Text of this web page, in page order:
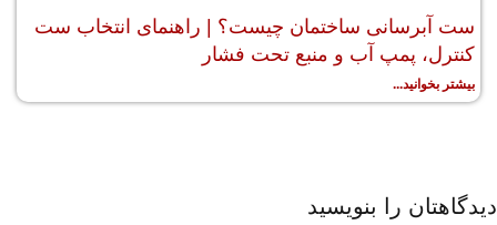
ست آبرسانی ساختمان چیست؟ | راهنمای انتخاب ست
کنترل، پمپ آب و منبع تحت فشار
بیشتر بخوانید...
دیدگاهتان را بنویسید